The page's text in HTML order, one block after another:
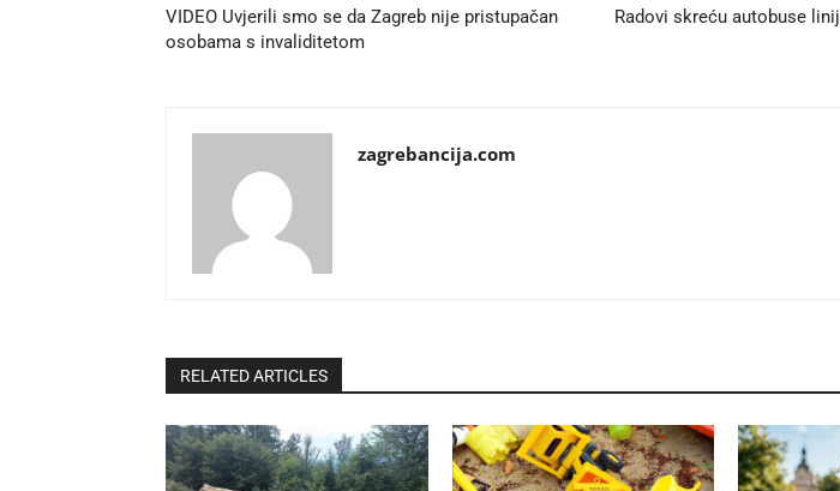
VIDEO Uvjerili smo se da Zagreb nije pristupačan
osobama s invaliditetom
Radovi skreću autobuse
zagrebancija.com
RELATED ARTICLES